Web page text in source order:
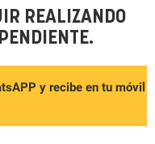
REALIZANDO
y recibe en tu móvil